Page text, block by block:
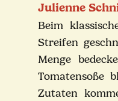
Julienne
Beim
Streifen
Menge
Tomatensoße
Zutaten